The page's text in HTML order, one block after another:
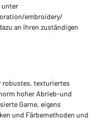
unter
embroidery/
an Ihren zuständigen
robustes, texturiertes
hoher Abrieb-und
Garne, eigens
und Färbemethoden und